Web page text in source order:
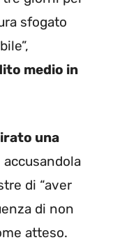
sfogato
medio in
una
accusandola
di “aver
di non
atteso.